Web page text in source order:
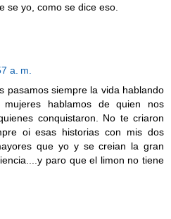
se yo, como se dice eso.
a. m.
pasamos siempre la vida hablando
hablamos de quien nos
conquistaron. No te criaron
oi esas historias con mis dos
que yo y se creian la gran
paro que el limon no tiene